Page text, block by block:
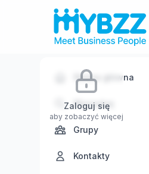
Zaloguj się
aby zobaczyć więcej
Strona główna
Wyszukaj
Grupy
Kontakty